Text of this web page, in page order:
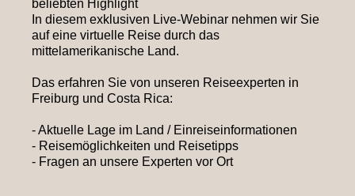
beliebten Highlight
In diesem exklusiven Live-Webinar nehmen wir Sie
auf eine virtuelle Reise durch das
mittelamerikanische Land.
Das erfahren Sie von unseren Reiseexperten in
Freiburg und Costa Rica:
- Aktuelle Lage im Land / Einreiseinformationen
- Reisemöglichkeiten und Reisetipps
- Fragen an unsere Experten vor Ort